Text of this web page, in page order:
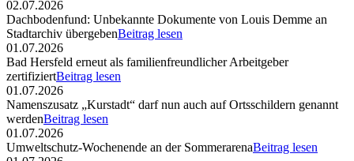
02.07.2026
Dachbodenfund: Unbekannte Dokumente von Louis Demme an
Stadtarchiv übergebenBeitrag lesen
01.07.2026
Bad Hersfeld erneut als familienfreundlicher Arbeitgeber
zertifiziertBeitrag lesen
01.07.2026
Namenszusatz „Kurstadt“ darf nun auch auf Ortsschildern genannt
werdenBeitrag lesen
01.07.2026
Umweltschutz-Wochenende an der SommerarenaBeitrag lesen